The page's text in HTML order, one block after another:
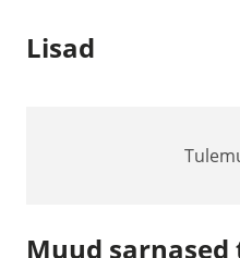
Lisad
Muud sarnased